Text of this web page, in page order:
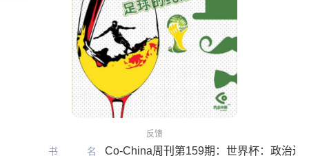
反馈
书名 Co-China周刊第159期：世界杯：政治还